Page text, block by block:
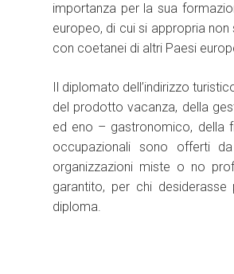
importanza per la sua
europeo, di cui si appropria
con coetanei di altri Paesi
Il diplomato dell’indirizzo
del prodotto vacanza, della
ed eno – gastronomico, della
occupazionali sono offerti
organizzazioni miste o no
garantito, per chi
diploma.